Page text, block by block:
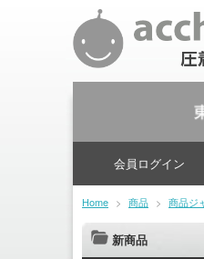
会員ログイン
Home > 商品 > 商品ジ
新商品